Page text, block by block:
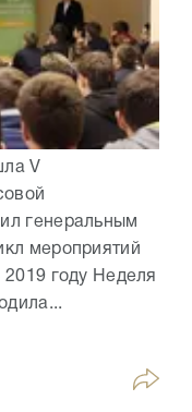
V
генеральным
мероприятий
году Неделя